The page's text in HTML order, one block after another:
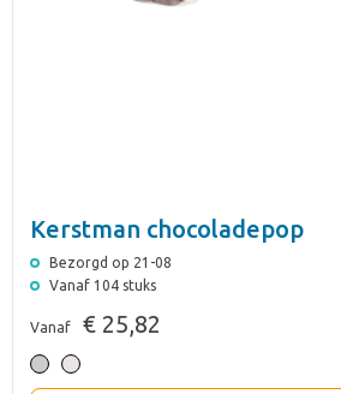
Kerstman chocoladepop
Bezorgd op 21-08
Vanaf 104 stuks
Vanaf € 25,82